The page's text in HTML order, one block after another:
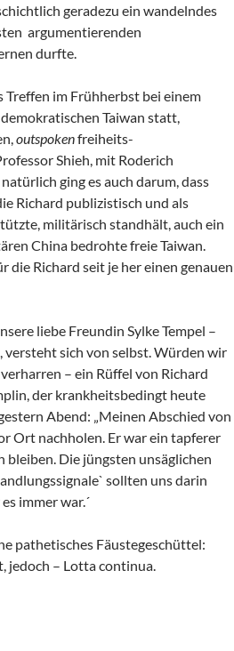
geradezu ein wandelndes
argumentierenden
durfte.
im Frühherbst bei einem
Taiwan statt,
outspokenfreiheits-
Shieh, mit Roderich
ging es auch darum, dass
Richard publizistisch und als
militärisch standhält, auch ein
China bedrohte freie Taiwan.
die Richard seit je her einen genauen
liebe Freundin Sylke Tempel –
versteht sich von selbst. Würden wir
– ein Rüffel von Richard
der krankheitsbedingt heute
Abend: „Meinen Abschied von
Ort nachholen. Er war ein tapferer
bleiben. Die jüngsten unsäglichen
sollten uns darin
immer war.´
pathetisches Fäustegeschüttel:
jedoch – Lotta continua.